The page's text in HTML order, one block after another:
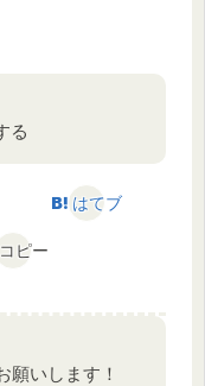
る
はてブ
コピー
願いします！